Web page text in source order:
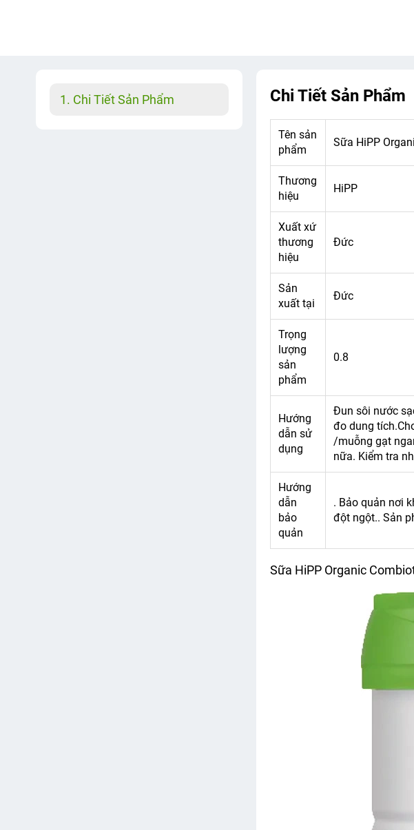
Chi Tiết Sản Phẩm Chi Tiết Sản Phẩm
Tên sản
phẩm
Sữa HiPP
Thương
hiệu
HiPP
Xuất xứ
thương
hiệu
Đức
Sản
xuất tại
Đức
Trọng
lượng
sản
phẩm
0.8
Hướng
dẫn sử
dụng
Đun sôi nước
đo dung
/muỗng gạt
nữa. Kiểm tra
Hướng
dẫn
bảo
quản
. Bảo quản nơi
đột ngột.. Sản
Sữa HiPP Organic